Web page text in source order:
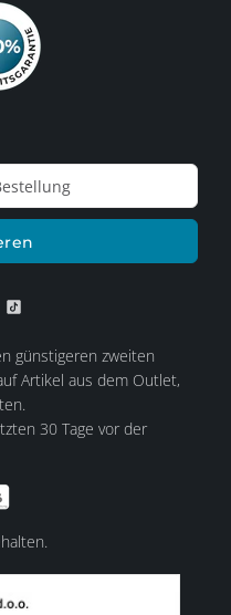
günstigeren zweiten
Artikel aus dem Outlet,
30 Tage vor der